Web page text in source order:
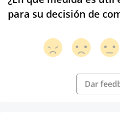
para su decisión de
Dar